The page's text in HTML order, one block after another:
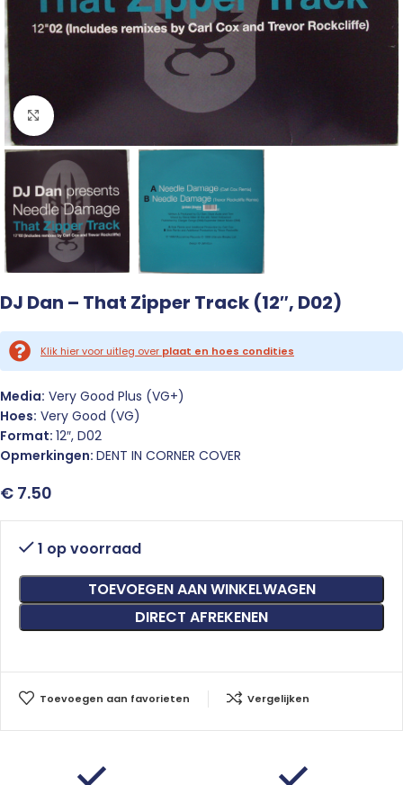
Click to enlarge
DJ Dan – That Zipper Track (12″, D02)
Klik hier voor uitleg over plaat en hoes condities
Media: Very Good Plus (VG+)
Hoes: Very Good (VG)
Format: 12″, D02
Opmerkingen: DENT IN CORNER COVER
€ 7.50
1 op voorraad
TOEVOEGEN AAN WINKELWAGEN
DIRECT AFREKENEN
Toevoegen aan favorieten Vergelijken